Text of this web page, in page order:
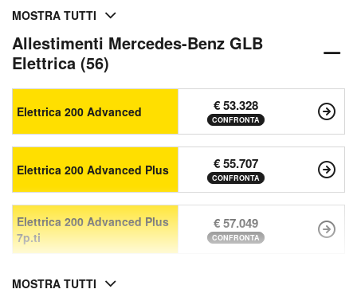
MOSTRA TUTTI
Allestimenti Mercedes-Benz GLB
Elettrica (56)
Elettrica 200 Advanced € 53.328
CONFRONTA
Elettrica 200 Advanced Plus € 55.707
CONFRONTA
Elettrica 200 Advanced Plus
7p.ti
€ 57.049
CONFRONTA
MOSTRA TUTTI